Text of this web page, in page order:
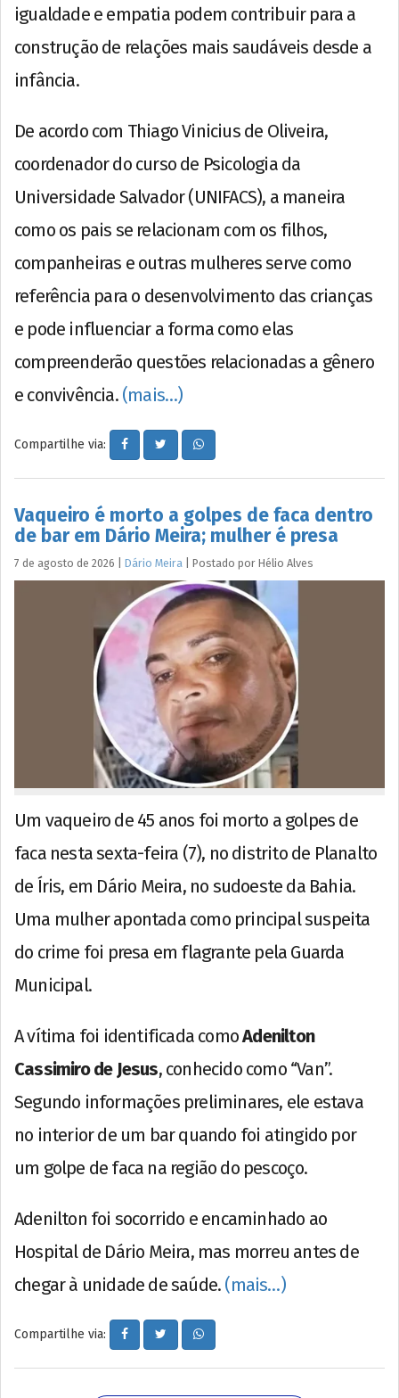
igualdade e empatia podem contribuir para a
construção de relações mais saudáveis desde a
infância.
De acordo com Thiago Vinicius de Oliveira,
coordenador do curso de Psicologia da
Universidade Salvador (UNIFACS), a maneira
como os pais se relacionam com os filhos,
companheiras e outras mulheres serve como
referência para o desenvolvimento das crianças
e pode influenciar a forma como elas
compreenderão questões relacionadas a gênero
e convivência. (mais…)
Compartilhe via:
Vaqueiro é morto a golpes de faca dentro
de bar em Dário Meira; mulher é presa
7 de agosto de 2026 Dário Meira Postado por Hélio Alves
Um vaqueiro de 45 anos foi morto a golpes de
faca nesta sexta-feira (7), no distrito de Planalto
de Íris, em Dário Meira, no sudoeste da Bahia.
Uma mulher apontada como principal suspeita
do crime foi presa em flagrante pela Guarda
Municipal.
A vítima foi identificada comoAdenilton
Cassimiro de Jesus, conhecido como “Van”.
Segundo informações preliminares, ele estava
no interior de um bar quando foi atingido por
um golpe de faca na região do pescoço.
Adenilton foi socorrido e encaminhado ao
Hospital de Dário Meira, mas morreu antes de
chegar à unidade de saúde. (mais…)
Compartilhe via: